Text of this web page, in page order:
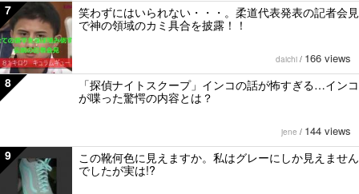
7
笑わずにはいられない・・・。柔道代表発表の記者会見
で神の領域のカミ具合を披露！！
daichi / 166 views
8
「探偵ナイトスクープ」インコの話が怖すぎる…インコ
が喋った驚愕の内容とは？
jene / 144 views
9
この靴何色に見えますか。私はグレーにしか見えません
でしたが実は!?